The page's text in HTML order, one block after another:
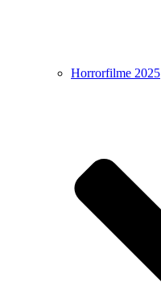
Horrorfilme 2025